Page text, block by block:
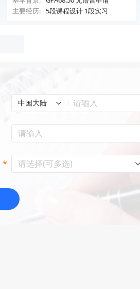
主要经历:
5段课程设计 1段实习
中国大陆
* 请选择(可多选)